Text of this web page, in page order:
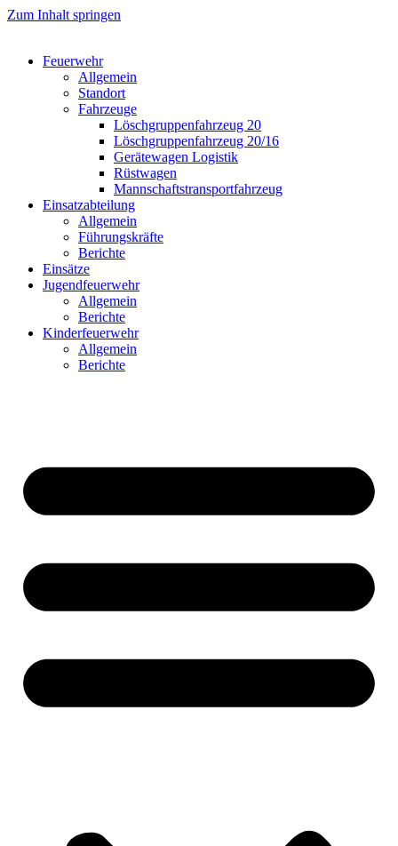
Zum Inhalt springen
Feuerwehr
Allgemein
Standort
Fahrzeuge
Löschgruppen­fahrzeug 20
Lösch­gruppen­fahrzeug 20/16
Geräte­wagen Logistik
Rüst­wagen
Mannschafts­transportfahrzeug
Einsatz­abteilung
Allgemein
Führungs­kräfte
Berichte
Einsätze
Jugend­feuerwehr
Allgemein
Berichte
Kinder­feuerwehr
Allgemein
Berichte